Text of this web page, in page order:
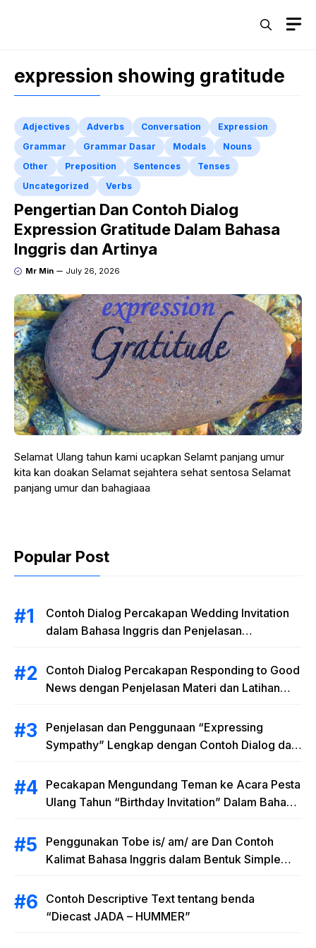
expression showing gratitude
Adjectives Adverbs Conversation
Expression
Grammar
Grammar Dasar Modals
Nouns
Other
Preposition Sentences
Tenses
Uncategorized
Verbs
Pengertian Dan Contoh Dialog
Expression Gratitude Dalam Bahasa
Inggris dan Artinya
Mr Min July 26, 2026
Selamat Ulang tahun kami ucapkan Selamt panjang umur
kita kan doakan Selamat sejahtera sehat sentosa Selamat
panjang umur dan bahagiaaa
Popular Post
Contoh Dialog Percakapan Wedding Invitation
dalam Bahasa Inggris dan Penjelasan
Contoh Dialog Percakapan Responding to Good
News dengan Penjelasan Materi dan Latihan
Penjelasan dan Penggunaan “Expressing
Sympathy” Lengkap dengan Contoh Dialog dan
Pecakapan Mengundang Teman ke Acara Pesta
Ulang Tahun “Birthday Invitation” Dalam Bahasa
Penggunakan Tobe is/ am/ are Dan Contoh
Kalimat Bahasa Inggris dalam Bentuk Simple
Contoh Descriptive Text tentang benda
“Diecast JADA – HUMMER”